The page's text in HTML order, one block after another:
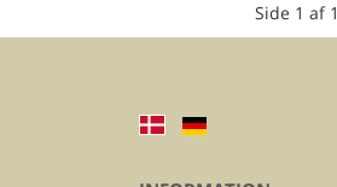
Side 1 af 1